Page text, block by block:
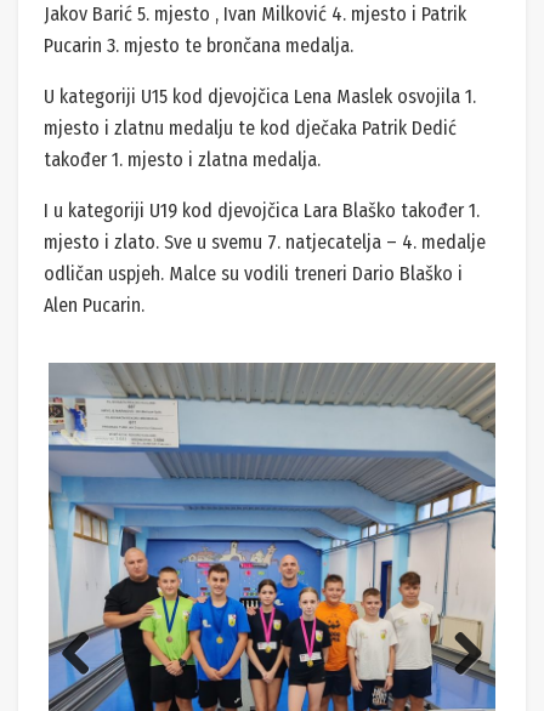
Jakov Barić 5. mjesto , Ivan Milković 4. mjesto i Patrik
Pucarin 3. mjesto te brončana medalja.
U kategoriji U15 kod djevojčica Lena Maslek osvojila 1.
mjesto i zlatnu medalju te kod dječaka Patrik Dedić
također 1. mjesto i zlatna medalja.
I u kategoriji U19 kod djevojčica Lara Blaško također 1.
mjesto i zlato. Sve u svemu 7. natjecatelja – 4. medalje
odličan uspjeh. Malce su vodili treneri Dario Blaško i
Alen Pucarin.
Previ
Next